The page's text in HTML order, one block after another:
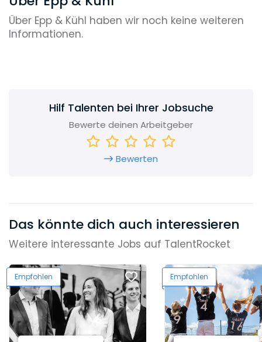
Über Epp & Kühl haben wir noch keine weiteren
Informationen.
Hilf Talenten bei Ihrer Jobsuche
Bewerte deinen Arbeitgeber
Bewerten
Das könnte dich auch interessieren
Weitere interessante Jobs auf TalentRocket
Empfohlen Empfohlen